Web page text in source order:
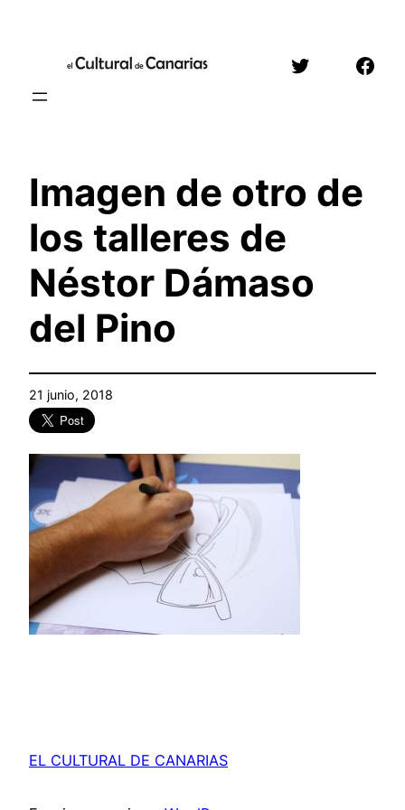
contenido
Twitter
Imagen de otro de
los talleres de
Néstor Dámaso
del Pino
21 junio, 2018
EL CULTURAL DE CANARIAS